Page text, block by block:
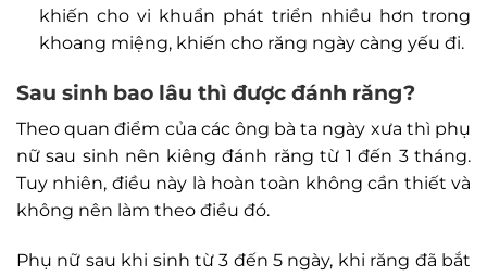
khiến cho vi khuẩn phát triển nhiều hơn trong
khoang miệng, khiến cho răng ngày càng yếu đi.
Sau sinh bao lâu thì được đánh răng?
Theo quan điểm của các ông bà ta ngày xưa thì phụ
nữ sau sinh nên kiêng đánh răng từ 1 đến 3 tháng.
Tuy nhiên, điều này là hoàn toàn không cần thiết và
không nên làm theo điều đó.
Phụ nữ sau khi sinh từ 3 đến 5 ngày, khi răng đã bắt